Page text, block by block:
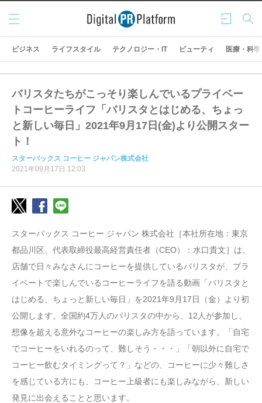
ログ
イン
検索
メニ
ュー
ビジネス ライフスタイル テクノロジー・IT ビューティ 医療・科学
バリスタたちがこっそり楽しんでいるプライベー
トコーヒーライフ「バリスタとはじめる、ちょっ
と新しい毎日」2021年9月17日(金)より公開スター
ト！
スターバックス コーヒー ジャパン株式会社
2021年09月17日 12:03
スターバックス コーヒー ジャパン 株式会社［本社所在地：東京
都品川区、代表取締役最高経営責任者（CEO）：水口貴文］は、
店舗で日々みなさんにコーヒーを提供しているバリスタが、プラ
イベートで楽しんでいるコーヒーライフを語る動画「バリスタと
はじめる、ちょっと新しい毎日」を2021年9月17日（金）より初
公開します。全国約4万人のバリスタの中から、12人が参加し、
想像を超える意外なコーヒーの楽しみ方を語っています。「自宅
でコーヒーをいれるのって、難しそう・・・」「朝以外に自宅で
コーヒー飲むタイミングって？」などの、コーヒーに少々難しさ
を感じている方にも、コーヒー上級者にも楽しみながら、新しい
発見に出会えることと思います。